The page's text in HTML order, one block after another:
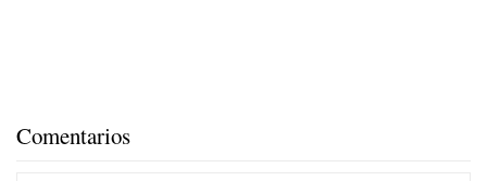
Comentarios